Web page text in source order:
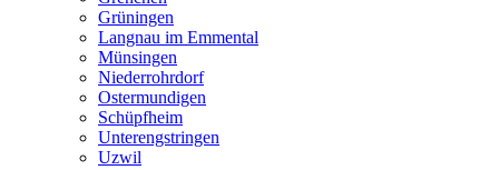
Grüningen
Langnau im Emmental
Münsingen
Niederrohrdorf
Ostermundigen
Schüpfheim
Unterengstringen
Uzwil